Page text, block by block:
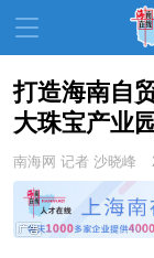
资讯中心 热
文体 消费
教育 健
打造海南自
大珠宝产业
南海网 记者 沙晓峰